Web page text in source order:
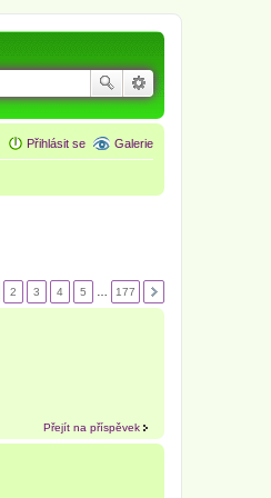
Galerie
Přihlásit se
2 3 4 5 177
Přejít na příspěvek